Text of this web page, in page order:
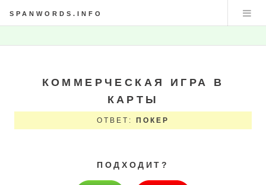
SPANWORDS.INFO
КОММЕРЧЕСКАЯ ИГРА В
КАРТЫ
ОТВЕТ: ПОКЕР
ПОДХОДИТ?